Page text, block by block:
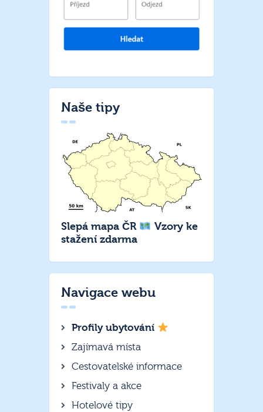
Naše tipy
Slepá mapa ČR
Vzory ke
stažení zdarma
Navigace webu
Profily ubytování
Zajímavá místa
Cestovatelské informace
Festivaly a akce
Hotelové tipy